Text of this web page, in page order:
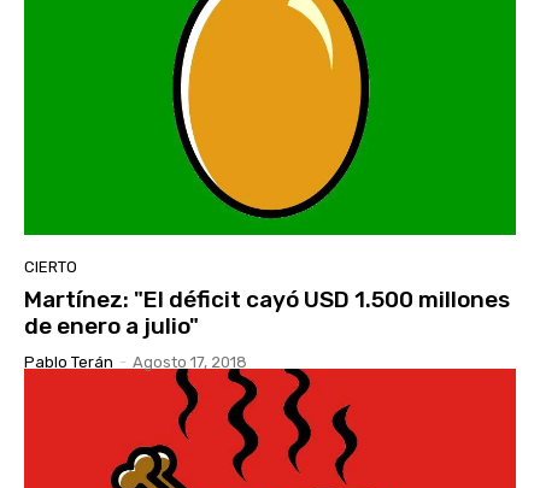
CIERTO
Martínez: "El déficit cayó USD 1.500 millones
de enero a julio"
Pablo Terán - Agosto 17, 2018